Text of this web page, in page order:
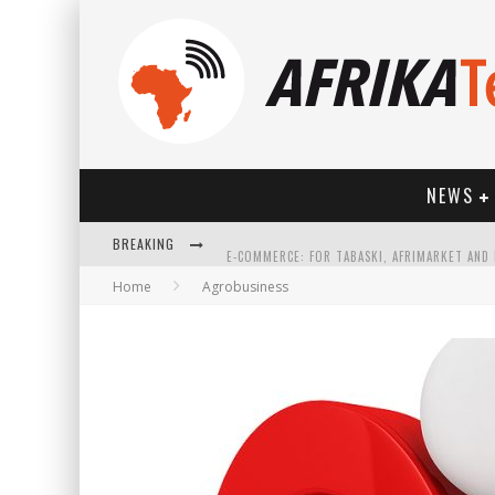
NEWS
BREAKING
HOW TECHNOLOGY HAS CHANGED SPORTS
Home Agrobusiness